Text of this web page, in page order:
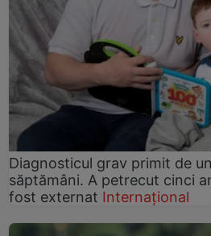
Diagnosticul grav primit de
săptămâni. A petrecut cinci
fost externat Internațional